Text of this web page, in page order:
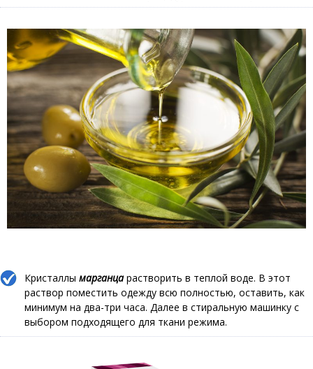
Кристаллы марганцарастворить в теплой воде. В этот
раствор поместить одежду всю полностью, оставить, как
минимум на два-три часа. Далее в стиральную машинку с
выбором подходящего для ткани режима.